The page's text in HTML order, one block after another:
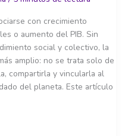
con crecimiento
o aumento del PIB. Sin
social y colectivo, la
amplio: no se trata solo de
compartirla y vincularla al
del planeta. Este artículo